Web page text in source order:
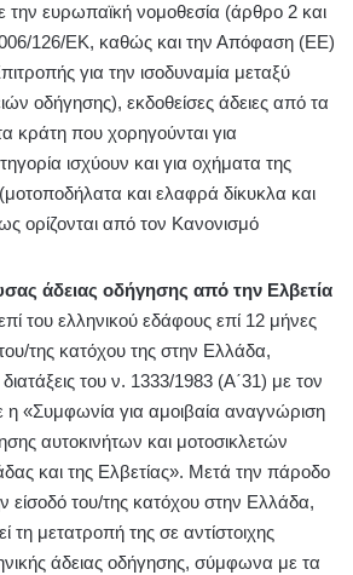
ευρωπαϊκή νομοθεσία (άρθρο 2 και
126/ΕΚ, καθώς και την Απόφαση (ΕΕ)
για την ισοδυναμία μεταξύ
οδήγησης), εκδοθείσες άδειες από τα
κράτη που χορηγούνται για
ισχύουν και για οχήματα της
και ελαφρά δίκυκλα και
ορίζονται από τον Κανονισμό
άδειας οδήγησης από την Ελβετία
του ελληνικού εδάφους επί 12 μήνες
της κατόχου της στην Ελλάδα,
του ν. 1333/1983 (Α΄31) με τον
η «Συμφωνία για αμοιβαία αναγνώριση
αυτοκινήτων και μοτοσικλετών
και της Ελβετίας». Μετά την πάροδο
του/της κατόχου στην Ελλάδα,
τη μετατροπή της σε αντίστοιχης
άδειας οδήγησης, σύμφωνα με τα